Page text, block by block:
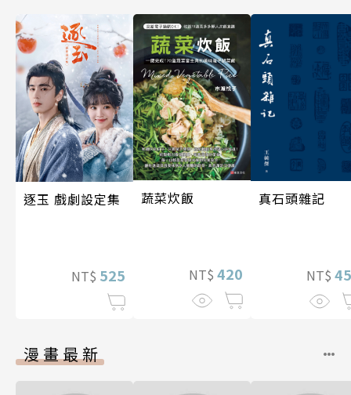
逐玉 戲劇設定集
NT$ 525
蔬菜炊飯
NT$ 420
真石頭雜記
NT$
漫畫最新